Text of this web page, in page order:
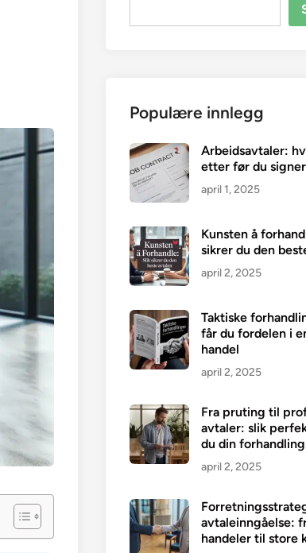
Populære innlegg
Arbeidsavtaler:
etter før du
april 1, 2025
Kunsten å
sikrer du den
april 2, 2025
Taktiske
får du fordelen i
handel
april 2, 2025
Fra pruting til
avtaler: slik
du din
april 2, 2025
avtaleinngåelse:
handeler til store